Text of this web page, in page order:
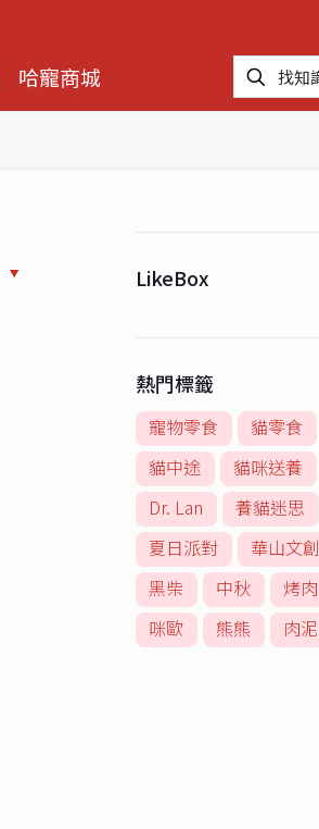
哈寵商城
LikeBox
熱門標籤
寵物零食 貓零食
貓中途
貓咪送養
Dr. Lan
養貓迷思
夏日派對
華山文創
黑柴
中秋 烤肉
咪歐
熊熊 肉泥